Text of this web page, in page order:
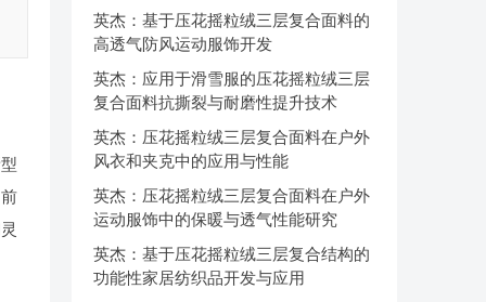
英杰：基于压花摇粒绒三层复合面料的
高透气防风运动服饰开发
英杰：应用于滑雪服的压花摇粒绒三层
复合面料抗撕裂与耐磨性提升技术
英杰：压花摇粒绒三层复合面料在户外
风衣和夹克中的应用与性能
英杰：压花摇粒绒三层复合面料在户外
运动服饰中的保暖与透气性能研究
英杰：基于压花摇粒绒三层复合结构的
功能性家居纺织品开发与应用